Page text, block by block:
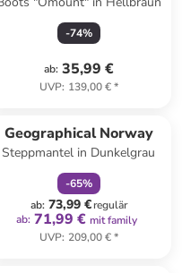
-74%
ab: 35,99 €
UVP: 139,00 €*
Geographical Norway
Steppmantel in Dunkelgrau
-65%
ab: 73,99 €regulär
ab: 71,99 € mit family
UVP: 209,00 €*